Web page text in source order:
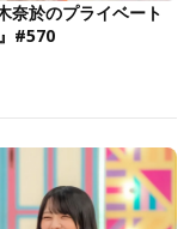
奈於のプライベート
#570